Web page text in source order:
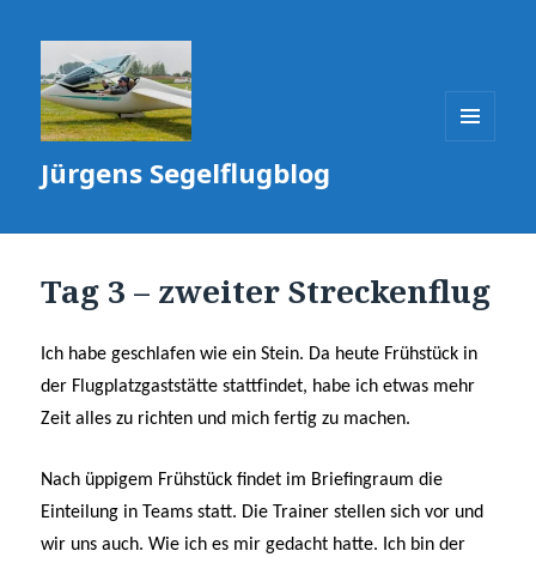
Jürgens Segelflugblog
Tag 3 – zweiter Streckenflug
Ich habe geschlafen wie ein Stein. Da heute Frühstück in
der Flugplatzgaststätte stattfindet, habe ich etwas mehr
Zeit alles zu richten und mich fertig zu machen.
Nach üppigem Frühstück findet im Briefingraum die
Einteilung in Teams statt. Die Trainer stellen sich vor und
wir uns auch. Wie ich es mir gedacht hatte. Ich bin der